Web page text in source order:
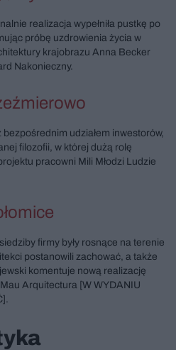
realizacja wypełniła pustkę po
próbę uzdrowienia życia w
krajobrazu Anna Becker
Nakonieczny.
udziałem inwestorów,
filozofii, w której dużą rolę
pracowni Mili Młodzi Ludzie
firmy były rosnące na terenie
postanowili zachować, a także
komentuje nową realizację
Arquitectura [W WYDANIU